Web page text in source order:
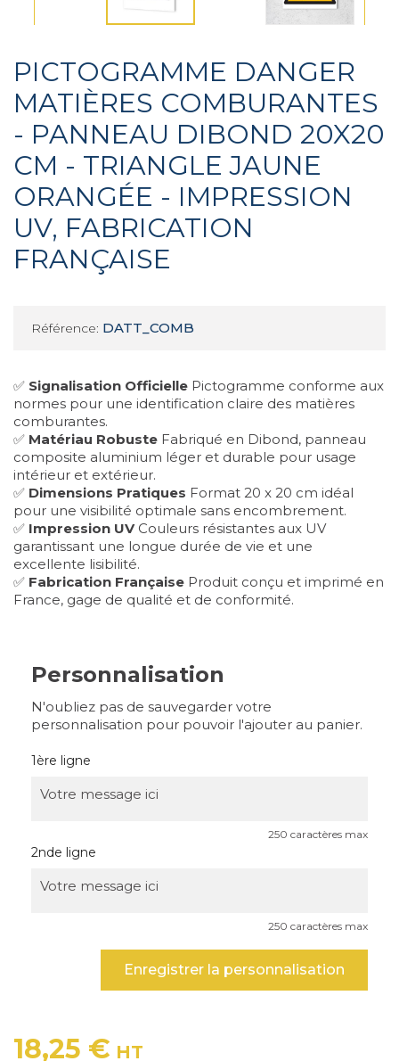
PICTOGRAMME DANGER
MATIÈRES COMBURANTES
- PANNEAU DIBOND 20X20
CM - TRIANGLE JAUNE
ORANGÉE - IMPRESSION
UV, FABRICATION
FRANÇAISE
Référence: DATT_COMB
✅ Signalisation Officielle Pictogramme conforme aux
normes pour une identification claire des matières
comburantes.
✅ Matériau Robuste Fabriqué en Dibond, panneau
composite aluminium léger et durable pour usage
intérieur et extérieur.
✅ Dimensions Pratiques Format 20 x 20 cm idéal
pour une visibilité optimale sans encombrement.
✅ Impression UVCouleurs résistantes aux UV
garantissant une longue durée de vie et une
excellente lisibilité.
✅ Fabrication Française Produit conçu et imprimé en
France, gage de qualité et de conformité.
Personnalisation
N'oubliez pas de sauvegarder votre
personnalisation pour pouvoir l'ajouter au panier.
1ère ligne
250 caractères max
2nde ligne
250 caractères max
Enregistrer la personnalisation
18,25 € HT